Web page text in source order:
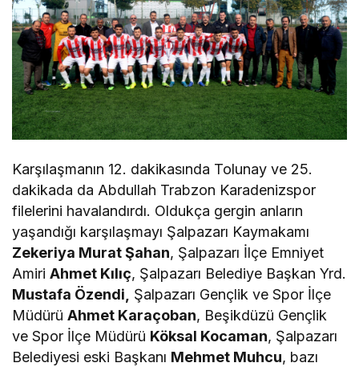
Karşılaşmanın 12. dakikasında Tolunay ve 25.
dakikada da Abdullah Trabzon Karadenizspor
filelerini havalandırdı. Oldukça gergin anların
yaşandığı karşılaşmayı Şalpazarı Kaymakamı
Zekeriya Murat Şahan, Şalpazarı İlçe Emniyet
AmiriAhmet Kılıç, Şalpazarı Belediye Başkan Yrd.
Mustafa Özendi, Şalpazarı Gençlik ve Spor İlçe
MüdürüAhmet Karaçoban, Beşikdüzü Gençlik
ve Spor İlçe Müdürü Köksal Kocaman, Şalpazarı
Belediyesi eski Başkanı Mehmet Muhcu, bazı